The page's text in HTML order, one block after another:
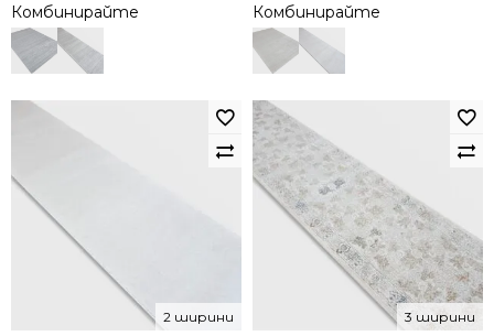
Комбинирайте Комбинирайте
2 ширини 3 ширини